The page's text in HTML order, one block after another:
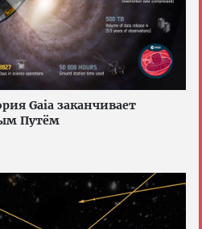
Gaia заканчивает
Путём